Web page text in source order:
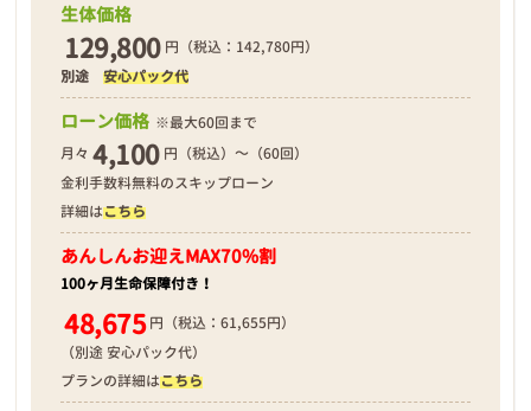
2026年04月20日
❮ ❯
生体価格
129,800 円（税込：142,780円）
別途安心パック代
ローン価格 ※最大60回まで
月々 4,100 円（税込）～（60回）
金利手数料無料のスキップローン
詳細はこちら
あんしんお迎えMAX70%割
100ヶ月生命保障付き！
48,675 円（税込：61,655円）
（別途 安心パック代）
プランの詳細はこちら